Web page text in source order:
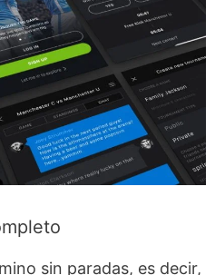
sin paradas, es decir,